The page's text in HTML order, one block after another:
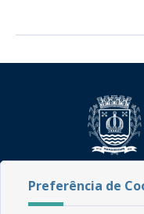
Rua do
Preferência de